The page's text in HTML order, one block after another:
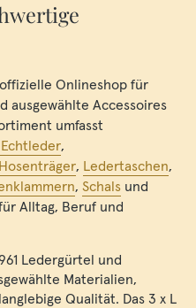
Onlineshop für
ausgewählte Accessoires
umfasst
,
Hosenträger, Ledertaschen,
, Schals und
Alltag, Beruf und
Ledergürtel und
Materialien,
Qualität. Das 3 x L